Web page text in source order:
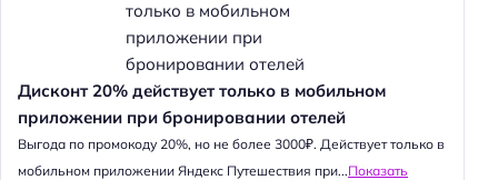
Дисконт 20% действует только в мобильном
приложении при бронировании отелей
Выгода по промокоду 20%, но не более 3000₽. Действует только в
мобильном приложении Яндекс Путешествия при...Показать